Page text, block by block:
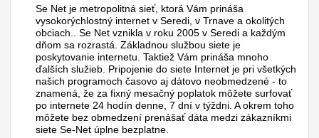
Se Net je metropolitná sieť, ktorá Vám prináša
vysokorýchlostný internet v Seredi, v Trnave a okolitých
obciach.. Se Net vznikla v roku 2005 v Seredi a každým
dňom sa rozrastá. Základnou službou siete je
poskytovanie internetu. Taktiež Vám prináša mnoho
ďalších služieb. Pripojenie do siete Internet je pri všetkých
našich programoch časovo aj dátovo neobmedzené - to
znamená, že za fixný mesačný poplatok môžete surfovať
po internete 24 hodín denne, 7 dní v týždni. A okrem toho
môžete bez obmedzení prenášať dáta medzi zákazníkmi
siete Se-Net úplne bezplatne.